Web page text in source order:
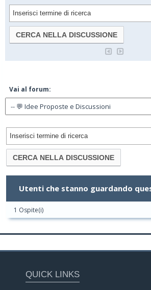
Vai al forum:
Utenti che stanno guardando
1 Ospite(i)
QUICK LINKS